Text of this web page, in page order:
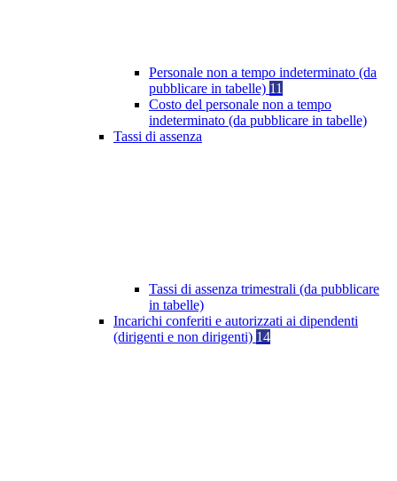
Personale non a tempo indeterminato (da
pubblicare in tabelle) 11
Costo del personale non a tempo
indeterminato (da pubblicare in tabelle)
Tassi di assenza
Tassi di assenza trimestrali (da pubblicare
in tabelle)
Incarichi conferiti e autorizzati ai dipendenti
(dirigenti e non dirigenti) 14